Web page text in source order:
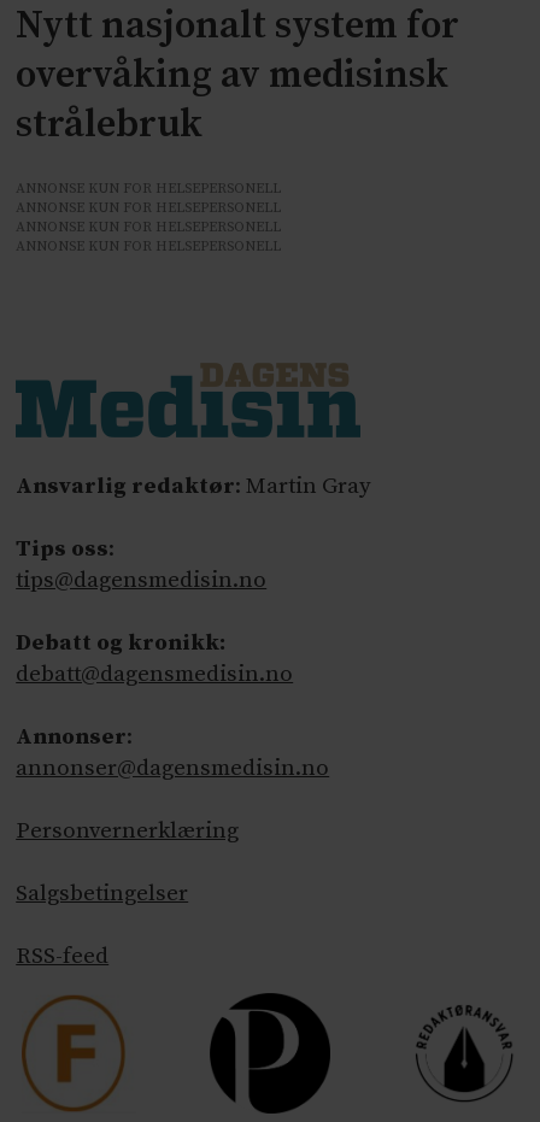
Nytt nasjonalt system for
overvåking av medisinsk
strålebruk
ANNONSE KUN FOR HELSEPERSONELL
ANNONSE KUN FOR HELSEPERSONELL
ANNONSE KUN FOR HELSEPERSONELL
ANNONSE KUN FOR HELSEPERSONELL
Ansvarlig redaktør: Martin Gray
Tips oss:
tips@dagensmedisin.no
Debatt og kronikk:
debatt@dagensmedisin.no
Annonser:
annonser@dagensmedisin.no
Personvernerklæring
Salgsbetingelser
RSS-feed